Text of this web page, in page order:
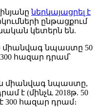
ներկայացրել է
ընթացքում
կետերն են.
միանվագ նպաստը 50
հազար դրամ՝
միանվագ նպաստը,
է (մինչև 2018թ. 50
300 հազար դրամ։